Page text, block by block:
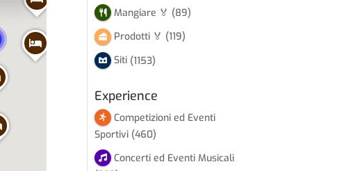
Mangiare 🏅 (89)
Prodotti 🏅 (119)
Siti (1153)
Experience
Competizioni ed Eventi
Sportivi (460)
Concerti ed Eventi Musicali